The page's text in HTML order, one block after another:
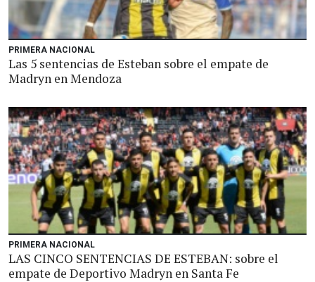
PRIMERA NACIONAL
Las 5 sentencias de Esteban sobre el empate de
Madryn en Mendoza
PRIMERA NACIONAL
LAS CINCO SENTENCIAS DE ESTEBAN: sobre el
empate de Deportivo Madryn en Santa Fe